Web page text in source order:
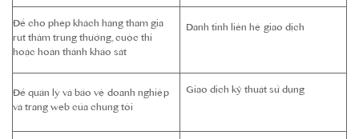
Để cho phép khách hàng tham gia
rút thăm trúng thưởng, cuộc thi
hoặc hoàn thành khảo sát
Danh tính liên hệ giao dịch
Để quản lý và bảo vệ doanh nghiệp
và trang web của chúng tôi
Giao dịch kỹ thuật sử dụng